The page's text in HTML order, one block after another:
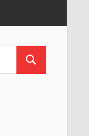
Suchen